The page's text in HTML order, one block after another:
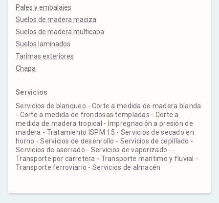
Pales y embalajes
Suelos de madera maciza
Suelos de madera multicapa
Suelos laminados
Tarimas exteriores
Chapa
Servicios
Servicios de blanqueo - Corte a medida de madera blanda
- Corte a medida de frondosas templadas - Corte a
medida de madera tropical - Impregnación a presión de
madera - Tratamiento ISPM 15 - Servicios de secado en
horno - Servicios de desenrollo - Servicios de cepillado -
Servicios de aserrado - Servicios de vaporizado - -
Transporte por carretera - Transporte marítimo y fluvial -
Transporte ferroviario - Servicios de almacén